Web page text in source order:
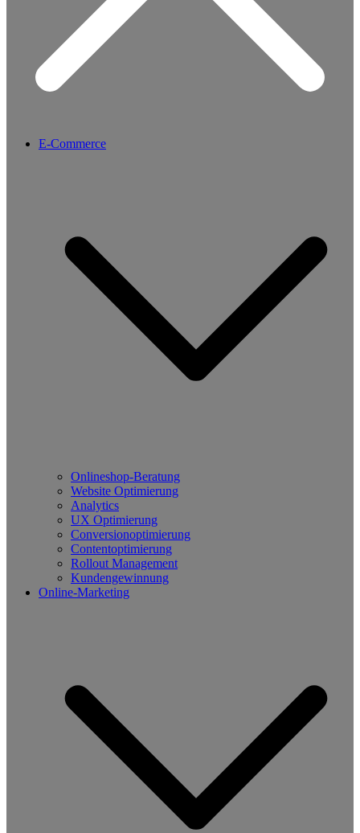
E-Commerce
Onlineshop-Beratung
Website Optimierung
Analytics
UX Optimierung
Conversionoptimierung
Contentoptimierung
Rollout Management
Kundengewinnung
Online-Marketing